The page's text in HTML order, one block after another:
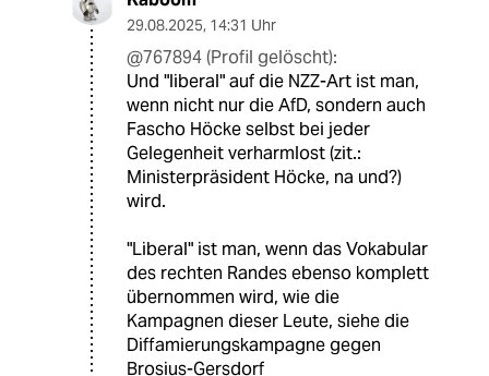
29.08.2025, 14:31 Uhr
@767894 (Profil gelöscht):
Und "liberal" auf die NZZ-Art ist man,
wenn nicht nur die AfD, sondern auch
Fascho Höcke selbst bei jeder
Gelegenheit verharmlost (zit.:
Ministerpräsident Höcke, na und?)
wird.
"Liberal" ist man, wenn das Vokabular
des rechten Randes ebenso komplett
übernommen wird, wie die
Kampagnen dieser Leute, siehe die
Diffamierungskampagne gegen
Brosius-Gersdorf